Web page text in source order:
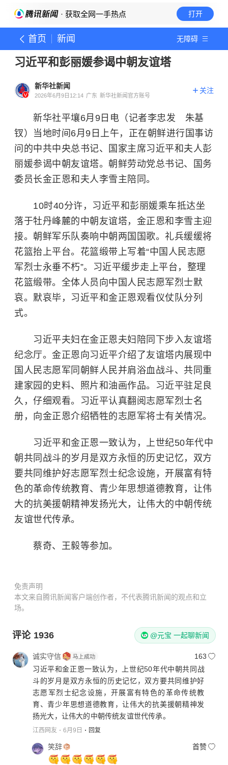
· 获取全网一手热点 打开
首页 新闻 无障碍
习近平和彭丽媛参谒中朝友谊塔
新华社新闻
2026年6月9日12:14 广东 新华社新闻官方账号
关注
新华社平壤6月9日电（记者李忠发 朱基
钗）当地时间6月9日上午，正在朝鲜进行国事访
问的中共中央总书记、国家主席习近平和夫人彭
丽媛参谒中朝友谊塔。朝鲜劳动党总书记、国务
委员长金正恩和夫人李雪主陪同。
10时40分许，习近平和彭丽媛乘车抵达坐
落于牡丹峰麓的中朝友谊塔，金正恩和李雪主迎
接。朝鲜军乐队奏响中朝两国国歌。礼兵缓缓将
花篮抬上平台。花篮缎带上写着“中国人民志愿
军烈士永垂不朽”。习近平缓步走上平台，整理
花篮缎带。全体人员向中国人民志愿军烈士默
哀。默哀毕，习近平和金正恩观看仪仗队分列
式。
习近平夫妇在金正恩夫妇陪同下步入友谊塔
纪念厅。金正恩向习近平介绍了友谊塔内展现中
国人民志愿军同朝鲜人民并肩浴血战斗、共同重
建家园的史料、照片和油画作品。习近平驻足良
久，仔细观看。习近平认真翻阅志愿军烈士名
册，向金正恩介绍牺牲的志愿军将士有关情况。
习近平和金正恩一致认为，上世纪50年代中
朝共同战斗的岁月是双方永恒的历史记忆，双方
要共同维护好志愿军烈士纪念设施，开展富有特
色的革命传统教育、青少年思想道德教育，让伟
大的抗美援朝精神发扬光大，让伟大的中朝传统
友谊世代传承。
蔡奇、王毅等参加。
免责声明
本文来自腾讯新闻客户端创作者，不代表腾讯新闻的观点和立
场。
评论 1936 @元宝 一起聊新闻
诚实守信
163
习近平和金正恩一致认为，上世纪50年代中朝共同战
斗的岁月是双方永恒的历史记忆，双方要共同维护好
志愿军烈士纪念设施，开展富有特色的革命传统教
育、青少年思想道德教育，让伟大的抗美援朝精神发
扬光大，让伟大的中朝传统友谊世代传承。
江西网友 6月9日 回复
笑辞 首赞